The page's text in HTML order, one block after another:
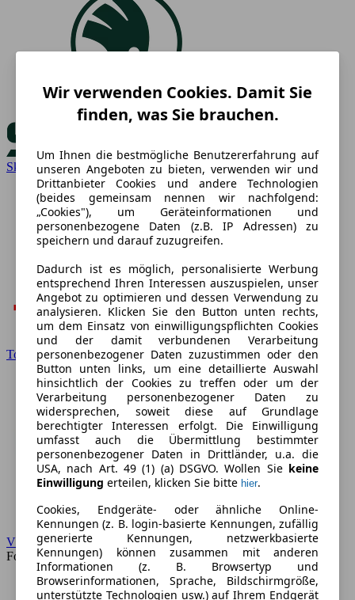
Skoda
Toyota
VW
Forum
Wir verwenden Cookies. Damit Sie
finden, was Sie brauchen.
Um Ihnen die bestmögliche Benutzererfahrung auf
unseren Angeboten zu bieten, verwenden wir und
Drittanbieter Cookies und andere Technologien
(beides gemeinsam nennen wir nachfolgend:
„Cookies"), um Geräteinformationen und
personenbezogene Daten (z.B. IP Adressen) zu
speichern und darauf zuzugreifen.
Dadurch ist es möglich, personalisierte Werbung
entsprechend Ihren Interessen auszuspielen, unser
Angebot zu optimieren und dessen Verwendung zu
analysieren. Klicken Sie den Button unten rechts,
um dem Einsatz von einwilligungspflichten Cookies
und der damit verbundenen Verarbeitung
personenbezogener Daten zuzustimmen oder den
Button unten links, um eine detaillierte Auswahl
hinsichtlich der Cookies zu treffen oder um der
Verarbeitung personenbezogener Daten zu
widersprechen, soweit diese auf Grundlage
berechtigter Interessen erfolgt. Die Einwilligung
umfasst auch die Übermittlung bestimmter
personenbezogener Daten in Drittländer, u.a. die
USA, nach Art. 49 (1) (a) DSGVO. Wollen Sie keine
Einwilligung erteilen, klicken Sie bitte hier.
Cookies, Endgeräte- oder ähnliche Online-
Kennungen (z. B. login-basierte Kennungen, zufällig
generierte Kennungen, netzwerkbasierte
Kennungen) können zusammen mit anderen
Informationen (z. B. Browsertyp und
Browserinformationen, Sprache, Bildschirmgröße,
unterstützte Technologien usw.) auf Ihrem Endgerät